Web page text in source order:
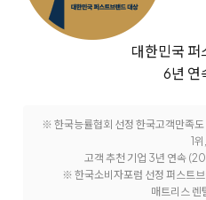
대한민국 퍼
6년 연
※ 한국능률협회 선정 한국고객만족
1위,
고객 추천 기업 3년 연속
※ 한국소비자포럼 선정 퍼스트
매트리스 렌